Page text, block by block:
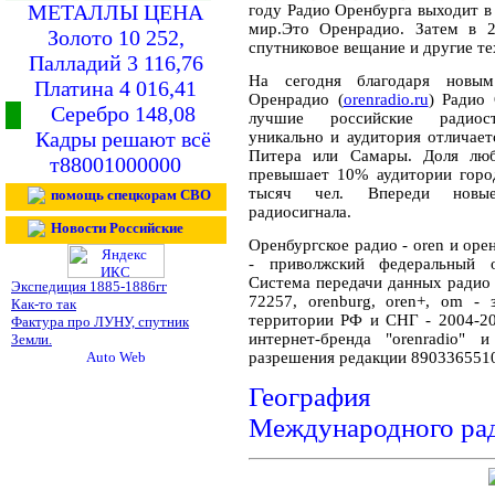
МЕТАЛЛЫ ЦЕНА
Золото 10 252,
Палладий 3 116,76
Платина 4 016,41
Серебро 148,08
Кадры решают всё
т88001000000
помощь спецкорам СВО
Новости Российские
Экспедиция 1885-1886гг
Как-то так
Фактура про ЛУНУ, спутник
Земли.
году Радио Оренбурга выходит в
мир.Это Оренрадио. Затем в
спутниковое вещание и другие
На сегодня благодаря
Оренрадио (orenradio.ru) Радио
лучшие российские
уникально и аудитория
Питера или Самары. Доля
превышает 10% аудитории
тысяч чел. Впереди новые
радиосигнала.
Оренбургское радио - oren и
- приволжский федеральный
Система передачи данных
72257, orenburg, oren+, om -
территории РФ и СНГ - 2004-
интернет-бренда "orenradio"
разрешения редакции
География
Международного